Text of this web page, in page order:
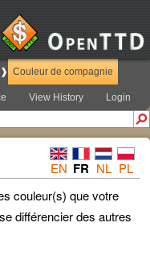
Couleur de compagnie
View History Login
EN FR NL PL
couleur(s) que votre
différencier des autres